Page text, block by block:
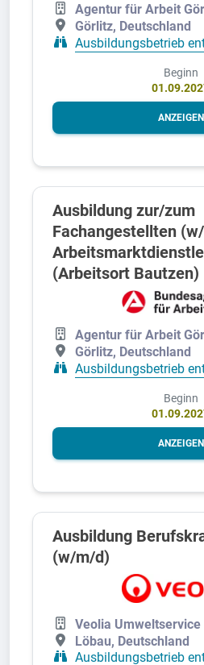
Agentur für Arbeit
Görlitz, Deutschland
Ausbildungsbetrieb
Beginn
ANZEIGEN
Ausbildung zur/zum
Fachangestellten
(Arbeitsort Bautzen)
Agentur für Arbeit
Görlitz, Deutschland
Ausbildungsbetrieb
Beginn
ANZEIGEN
Ausbildung
(w/m/d)
Veolia Umweltservice
Löbau, Deutschland
Ausbildungsbetrieb